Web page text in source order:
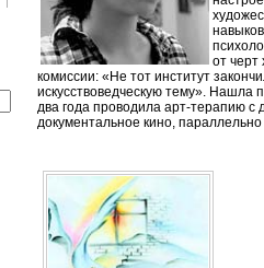
от черт
комиссии: «Не тот институт
искусствоведческую тему».
два года проводила арт-терапию с
документальное кино,